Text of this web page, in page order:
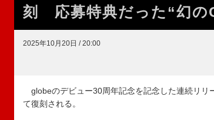
刻 応募特典だった“幻の
2025年10月20日 / 20:00
globeのデビュー30周年記念を記念した連続リリ
て復刻される。